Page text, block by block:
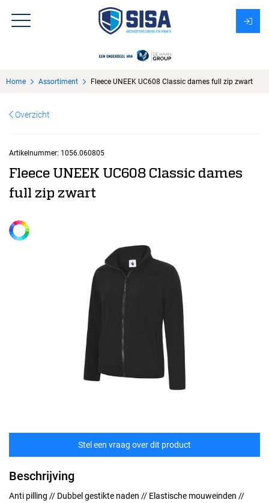
Over Sisa
KMS
Uitzendbureau?
Home Assortiment Fleece UNEEK UC608 Classic dames full zip zwart
Overzicht
Artikelnummer: 1056.060805
Fleece UNEEK UC608 Classic dames
full zip zwart
Stel een vraag over dit product
Beschrijving
Anti pilling // Dubbel gestikte naden // Elastische mouweinden //